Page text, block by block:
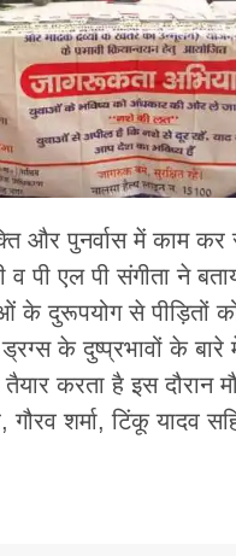
और पुनर्वास में काम
व पी एल पी संगीता ने
के दुरूपयोग से पीड़ितों
के दुष्प्रभावों के
करता है इस दौरान
शर्मा, टिंकू यादव